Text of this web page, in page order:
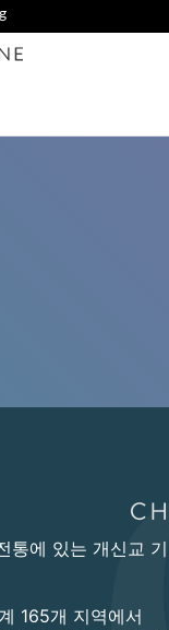
통에 있는 개신교 기
165개 지역에서